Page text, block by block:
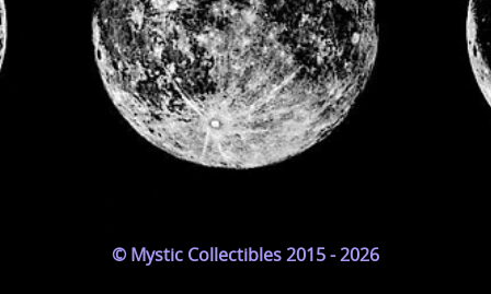
© Mystic Collectibles 2015 - 2026